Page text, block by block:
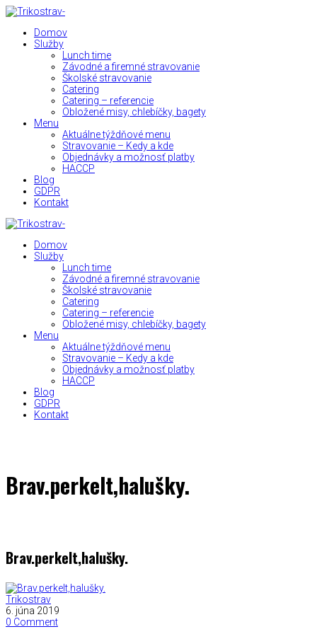
Domov
Služby
Lunch time
Závodné a firemné stravovanie
Školské stravovanie
Catering
Catering – referencie
Obložené misy, chlebíčky, bagety
Menu
Aktuálne týždňové menu
Stravovanie – Kedy a kde
Objednávky a možnosť platby
HACCP
Blog
GDPR
Kontakt
Domov
Služby
Lunch time
Závodné a firemné stravovanie
Školské stravovanie
Catering
Catering – referencie
Obložené misy, chlebíčky, bagety
Menu
Aktuálne týždňové menu
Stravovanie – Kedy a kde
Objednávky a možnosť platby
HACCP
Blog
GDPR
Kontakt
Brav.perkelt,halušky.
Brav.perkelt,halušky.
Trikostrav
6. júna 2019
0 Comment